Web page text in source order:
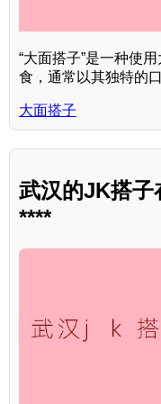
“大面搭子”是一种使
食，通常以其独特的
大面搭子
武汉的JK搭子
****